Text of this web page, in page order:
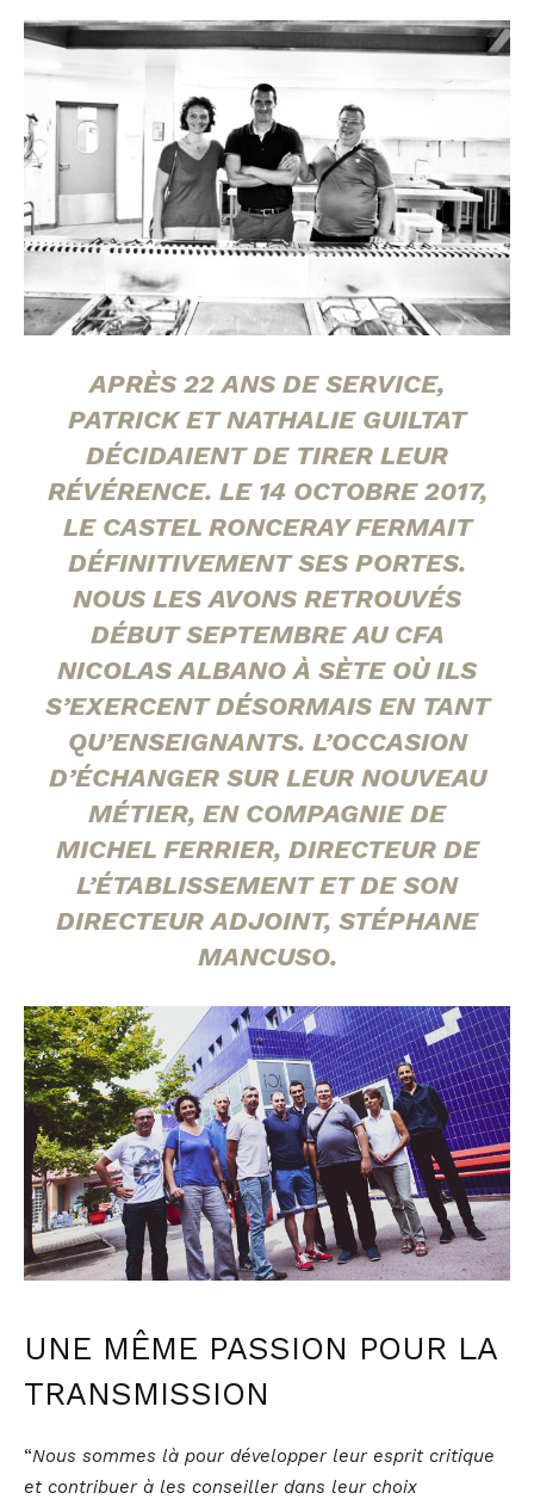
APRÈS 22 ANS DE SERVICE,
PATRICK ET NATHALIE GUILTAT
DÉCIDAIENT DE TIRER LEUR
RÉVÉRENCE. LE 14 OCTOBRE 2017,
LE CASTEL RONCERAY FERMAIT
DÉFINITIVEMENT SES PORTES.
NOUS LES AVONS RETROUVÉS
DÉBUT SEPTEMBRE AU CFA
NICOLAS ALBANO À SÈTE OÙ ILS
S’EXERCENT DÉSORMAIS EN TANT
QU’ENSEIGNANTS. L’OCCASION
D’ÉCHANGER SUR LEUR NOUVEAU
MÉTIER, EN COMPAGNIE DE
MICHEL FERRIER, DIRECTEUR DE
L’ÉTABLISSEMENT ET DE SON
DIRECTEUR ADJOINT, STÉPHANE
MANCUSO.
UNE MÊME PASSION POUR LA
TRANSMISSION
“Nous sommes là pour développer leur esprit critique
et contribuer à les conseiller dans leur choix